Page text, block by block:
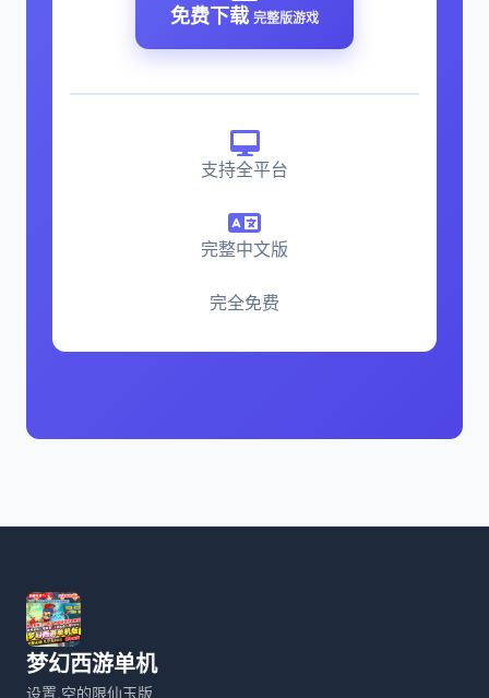
免费下载 完整版游戏
支持全平台
完整中文版
完全免费
梦幻西游单机
设置,空的限仙玉版